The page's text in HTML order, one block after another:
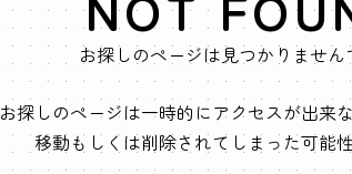
お探しのページは見つかりません
お探しのページは一時的にアクセスが出来
移動もしくは削除されてしまった可能